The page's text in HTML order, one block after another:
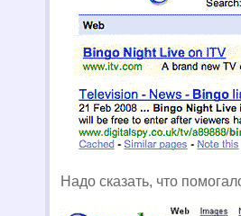
Надо сказать, что